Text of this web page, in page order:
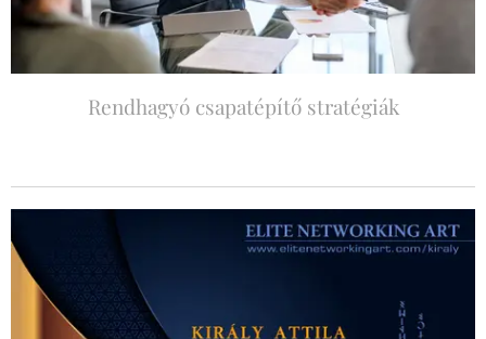
Rendhagyó csapatépítő stratégiák